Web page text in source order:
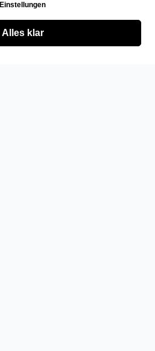
Einstellungen
Alles klar